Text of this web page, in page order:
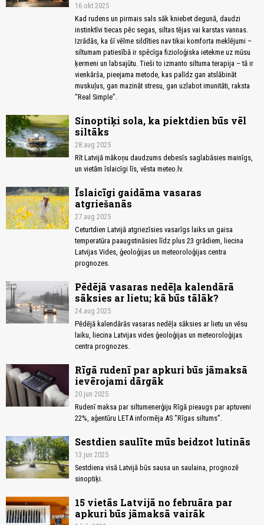
16.okt 2025
Kad rudens un pirmais sals sāk kniebet degunā, daudzi
instinktīvi tiecas pēc segas, siltas tējas vai karstas vannas.
Izrādās, ka šī vēlme sildīties nav tikai komforta meklējumi –
siltumam patiesībā ir spēcīga fizioloģiska ietekme uz mūsu
ķermeni un labsajūtu. Tieši to izmanto siltuma terapija – tā ir
vienkārša, pieejama metode, kas palīdz gan atslābināt
muskuļus, gan mazināt stresu, gan uzlabot imunitāti, raksta
“Real Simple”.
Sinoptiķi sola, ka piektdien būs vēl
siltāks
28.aug 2025
Rīt Latvijā mākoņu daudzums debesīs saglabāsies mainīgs,
un vietām īslaicīgi līs, vēsta meteo.lv.
Īslaicīgi gaidāma vasaras
atgriešanās
27.aug 2025
Ceturtdien Latvijā atgriezīsies vasarīgs laiks un gaisa
temperatūra paaugstināsies līdz plus 23 grādiem, liecina
Latvijas Vides, ģeoloģijas un meteoroloģijas centra
prognozes.
Pēdējā vasaras nedēļa kalendārā
sāksies ar lietu; kā būs tālāk?
24.aug 2025
Pēdējā kalendārās vasaras nedēļa sāksies ar lietu un vēsu
laiku, liecina Latvijas vides ģeoloģijas un meteoroloģijas
centra prognozes.
Rīgā rudenī par apkuri būs jāmaksā
ievērojami dārgāk
20.jun 2025
Rudenī maksa par siltumenerģiju Rīgā pieaugs par aptuveni
22%, aģentūru LETA informēja AS "Rīgas siltums".
Sestdien saulīte mūs beidzot lutinās
13.jun 2025
Sestdiena visā Latvijā būs sausa un saulaina, prognozē
sinoptiķi.
15 vietās Latvijā no februāra par
apkuri būs jāmaksā vairāk